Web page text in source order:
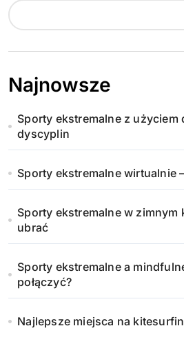
Najnowsze
Sporty ekstremalne z użyciem
dyscyplin
Sporty ekstremalne wirtualnie
Sporty ekstremalne w zimnym
ubrać
Sporty ekstremalne a
połączyć?
Najlepsze miejsca na